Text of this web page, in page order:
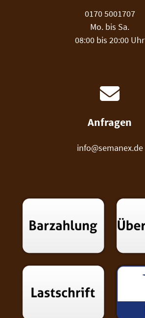
0170 5001707
Mo. bis Sa.
08:00 bis 20:00 Uhr
Anfragen
info@semanex.de